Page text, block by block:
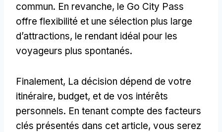
commun. En revanche, le Go City Pass
offre flexibilité et une sélection plus large
d’attractions, le rendant idéal pour les
voyageurs plus spontanés.
Finalement, La décision dépend de votre
itinéraire, budget, et de vos intérêts
personnels. En tenant compte des facteurs
clés présentés dans cet article, vous serez